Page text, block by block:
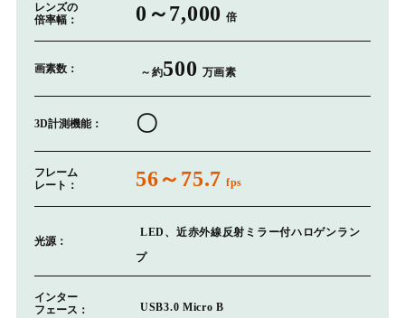
レンズの
倍率幅：
0～7,000 倍
画素数： ～約500 万画素
3D計測機能： 〇
フレーム
レート：
56～75.7 fps
光源：
LED、近赤外線反射ミラー付ハロゲンラン
プ
インター
フェース：
USB3.0 Micro B